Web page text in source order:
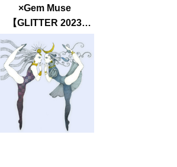
×Gem Muse
【GLITTER 2023
SUMMER issue】